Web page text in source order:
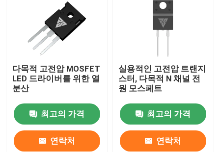
다목적 고전압 MOSFET
LED 드라이버를 위한 열
분산
최고의 가격
연락처
실용적인 고전압 트랜지
스터, 다목적 N 채널 전
원 모스페트
최고의 가격
연락처